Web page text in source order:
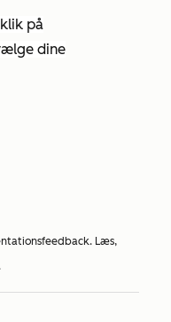
på
dine
Læs,
.